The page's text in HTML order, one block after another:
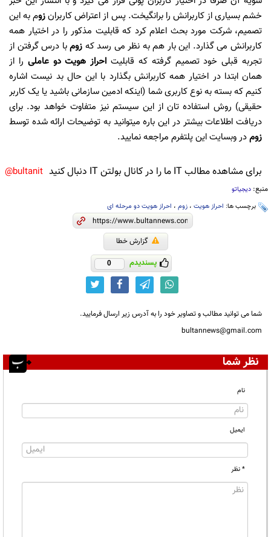
خشم بسیاری از کاربرانش را برانگیخت. پس از اعتراض کاربرانزوم به این
تصمیم، شرکت مورد بحث اعلام کرد که قابلیت مذکور را در اختیار همه
کاربرانش می گذارد. این بار هم به نظر می رسد که زومبا درس گرفتن از
تجربه قبلی خود تصمیم گرفته که قابلیتاحراز هویت دو عاملی را از
همان ابتدا در اختیار همه کاربرانش بگذارد با این حال بد نیست اشاره
کنیم که بسته به نوع کاربری شما (اینکه ادمین سازمانی باشید یا یک کاربر
حقیقی) روش استفاده تان از این سیستم نیز متفاوت خواهد بود. برای
دریافت اطلاعات بیشتر در این باره میتوانید به توضیحات ارائه شده توسط
زومدر وبسایت این پلتفرم مراجعه نمایید.
برای مشاهده مطالب IT ما را در کانال بولتن IT دنبال کنید bultanit@
منبع: دیجیاتو
برچسب ها: احراز هویت ، زوم ، احراز هویت دو مرحله ای
گزارش خطا
پسندیدم 0
شما می توانید مطالب و تصاویر خود را به آدرس زیر ارسال فرمایید.
bultannews@gmail.com
نظر شما
نام
ایمیل
* نظر